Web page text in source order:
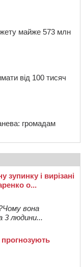
майже 573 млн
від 100 тисяч
громадам
зупинку і вирізані
о...
вона
3 людини...
прогнозують